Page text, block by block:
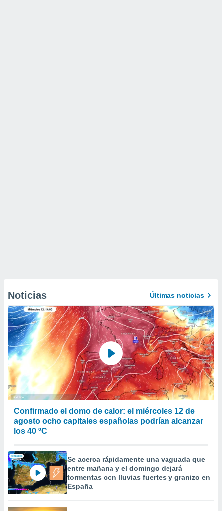
Noticias Últimas noticias
Confirmado el domo de calor: el miércoles 12 de
agosto ocho capitales españolas podrían alcanzar
los 40 ºC
Se acerca rápidamente una vaguada que
entre mañana y el domingo dejará
tormentas con lluvias fuertes y granizo en
España